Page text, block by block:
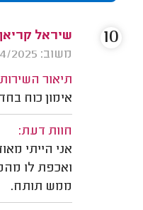
שיראל
משוב: 16/04/2025
תיאור
אימון כוח
חוות דעת:
אני הייתי
ואכפת לו
ממש תותח.
10